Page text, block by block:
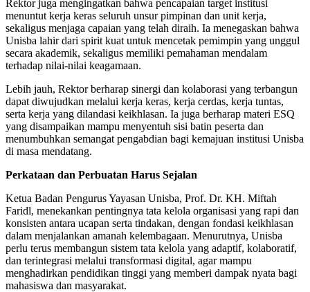
Rektor juga mengingatkan bahwa pencapaian target institusi
menuntut kerja keras seluruh unsur pimpinan dan unit kerja,
sekaligus menjaga capaian yang telah diraih. Ia menegaskan bahwa
Unisba lahir dari spirit kuat untuk mencetak pemimpin yang unggul
secara akademik, sekaligus memiliki pemahaman mendalam
terhadap nilai-nilai keagamaan.
Lebih jauh, Rektor berharap sinergi dan kolaborasi yang terbangun
dapat diwujudkan melalui kerja keras, kerja cerdas, kerja tuntas,
serta kerja yang dilandasi keikhlasan. Ia juga berharap materi ESQ
yang disampaikan mampu menyentuh sisi batin peserta dan
menumbuhkan semangat pengabdian bagi kemajuan institusi Unisba
di masa mendatang.
Perkataan dan Perbuatan Harus Sejalan
Ketua Badan Pengurus Yayasan Unisba, Prof. Dr. KH. Miftah
Faridl, menekankan pentingnya tata kelola organisasi yang rapi dan
konsisten antara ucapan serta tindakan, dengan fondasi keikhlasan
dalam menjalankan amanah kelembagaan. Menurutnya, Unisba
perlu terus membangun sistem tata kelola yang adaptif, kolaboratif,
dan terintegrasi melalui transformasi digital, agar mampu
menghadirkan pendidikan tinggi yang memberi dampak nyata bagi
mahasiswa dan masyarakat.